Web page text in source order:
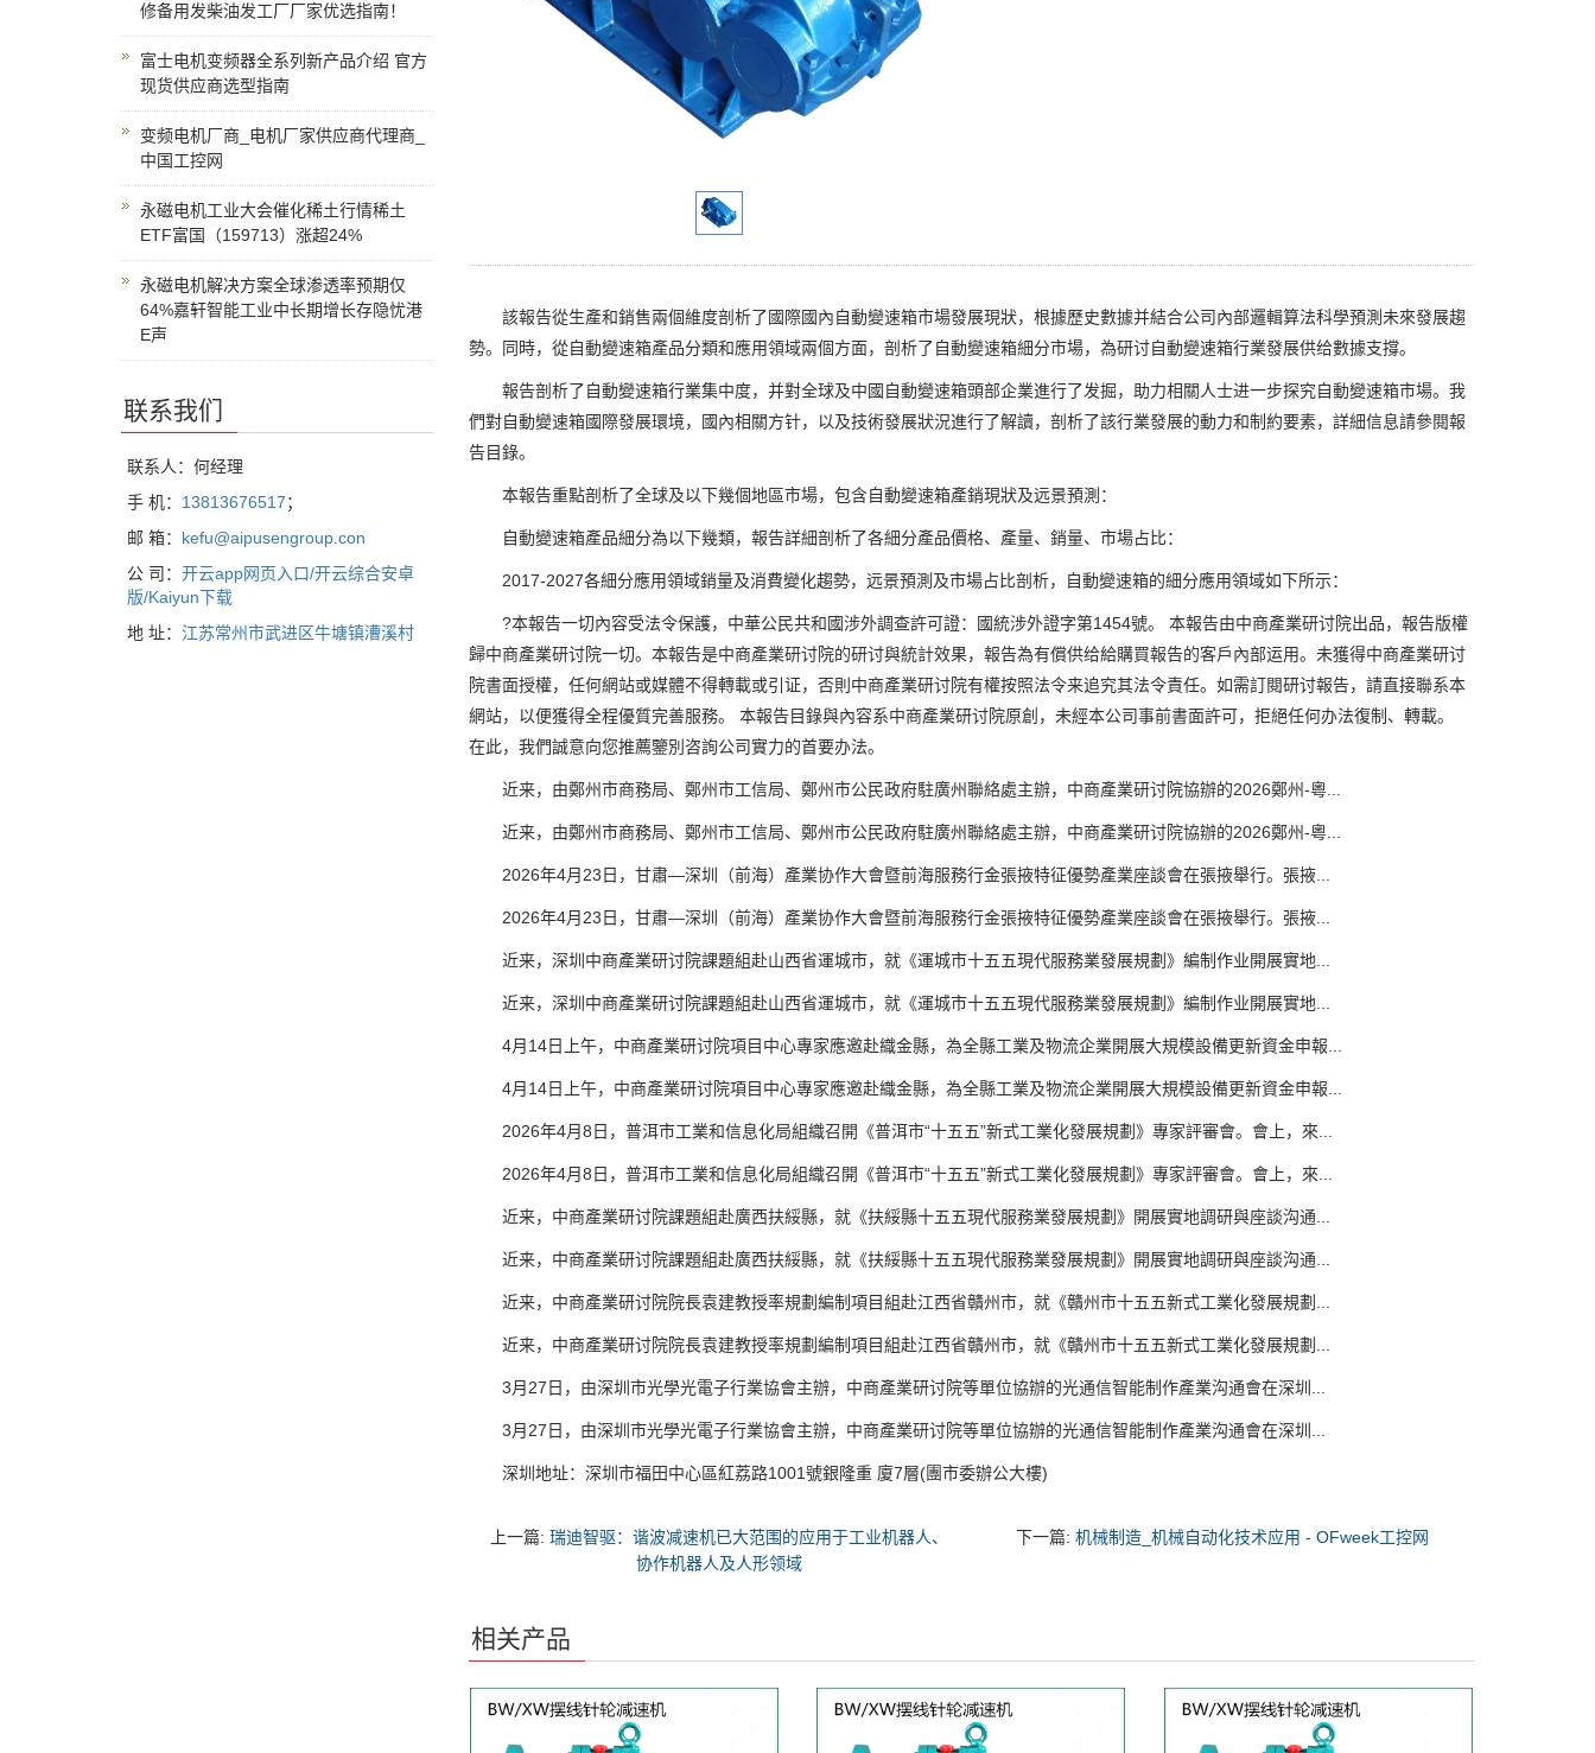
該報告從生產和銷售兩個維度剖析了國際國內自動變速箱市場發展現狀，根據歷史數據并結合公司內部邏輯算法科學預測未來發展趨
勢。同時，從自動變速箱產品分類和應用領域兩個方面，剖析了自動變速箱細分市場，為研讨自動變速箱行業發展供给數據支撐。
報告剖析了自動變速箱行業集中度，并對全球及中國自動變速箱頭部企業進行了发掘，助力相關人士进一步探究自動變速箱市場。我
們對自動變速箱國際發展環境，國內相關方针，以及技術發展狀況進行了解讀，剖析了該行業發展的動力和制約要素，詳細信息請參閱報
告目錄。
本報告重點剖析了全球及以下幾個地區市場，包含自動變速箱產銷現狀及远景預測：
自動變速箱產品細分為以下幾類，報告詳細剖析了各細分產品價格、產量、銷量、市場占比：
2017-2027各細分應用領域銷量及消費變化趨勢，远景預測及市場占比剖析，自動變速箱的細分應用領域如下所示：
?本報告一切內容受法令保護，中華公民共和國涉外調查許可證：國統涉外證字第1454號。 本報告由中商產業研讨院出品，報告版權
歸中商產業研讨院一切。本報告是中商產業研讨院的研讨與統計效果，報告為有償供给給購買報告的客戶內部运用。未獲得中商產業研讨
院書面授權，任何網站或媒體不得轉載或引证，否則中商產業研讨院有權按照法令来追究其法令責任。如需訂閱研讨報告，請直接聯系本
網站，以便獲得全程優質完善服務。 本報告目錄與內容系中商產業研讨院原創，未經本公司事前書面許可，拒絕任何办法復制、轉載。
在此，我們誠意向您推薦鑒別咨詢公司實力的首要办法。
近来，由鄭州市商務局、鄭州市工信局、鄭州市公民政府駐廣州聯絡處主辦，中商產業研讨院協辦的2026鄭州-粵...
近来，由鄭州市商務局、鄭州市工信局、鄭州市公民政府駐廣州聯絡處主辦，中商產業研讨院協辦的2026鄭州-粵...
2026年4月23日，甘肅—深圳（前海）產業协作大會暨前海服務行金張掖特征優勢產業座談會在張掖舉行。張掖...
2026年4月23日，甘肅—深圳（前海）產業协作大會暨前海服務行金張掖特征優勢產業座談會在張掖舉行。張掖...
近来，深圳中商產業研讨院課題組赴山西省運城市，就《運城市十五五現代服務業發展規劃》編制作业開展實地...
近来，深圳中商產業研讨院課題組赴山西省運城市，就《運城市十五五現代服務業發展規劃》編制作业開展實地...
4月14日上午，中商產業研讨院項目中心專家應邀赴織金縣，為全縣工業及物流企業開展大規模設備更新資金申報...
4月14日上午，中商產業研讨院項目中心專家應邀赴織金縣，為全縣工業及物流企業開展大規模設備更新資金申報...
2026年4月8日，普洱市工業和信息化局組織召開《普洱市“十五五”新式工業化發展規劃》專家評審會。會上，來...
2026年4月8日，普洱市工業和信息化局組織召開《普洱市“十五五”新式工業化發展規劃》專家評審會。會上，來...
近来，中商產業研讨院課題組赴廣西扶綏縣，就《扶綏縣十五五現代服務業發展規劃》開展實地調研與座談沟通...
近来，中商產業研讨院課題組赴廣西扶綏縣，就《扶綏縣十五五現代服務業發展規劃》開展實地調研與座談沟通...
近来，中商產業研讨院院長袁建教授率規劃編制項目組赴江西省贛州市，就《贛州市十五五新式工業化發展規劃...
近来，中商產業研讨院院長袁建教授率規劃編制項目組赴江西省贛州市，就《贛州市十五五新式工業化發展規劃...
3月27日，由深圳市光學光電子行業協會主辦，中商產業研讨院等單位協辦的光通信智能制作產業沟通會在深圳...
3月27日，由深圳市光學光電子行業協會主辦，中商產業研讨院等單位協辦的光通信智能制作產業沟通會在深圳...
深圳地址：深圳市福田中心區紅荔路1001號銀隆重 廈7層(團市委辦公大樓)
上一篇:瑞迪智驱：谐波减速机已大范围的应用于工业机器人、
协作机器人及人形领域
下一篇:机械制造_机械自动化技术应用 - OFweek工控网
相关产品
修备用发柴油发工厂厂家优选指南！
富士电机变频器全系列新产品介绍 官方
现货供应商选型指南
变频电机厂商_电机厂家供应商代理商_
中国工控网
永磁电机工业大会催化稀土行情稀土
ETF富国（159713）涨超24%
永磁电机解决方案全球渗透率预期仅
64%嘉轩智能工业中长期增长存隐忧港
E声
联系我们
联系人：何经理
手 机： 13813676517；
邮 箱： kefu@aipusengroup.con
公 司： 开云app网页入口/开云综合安卓
版/Kaiyun下载
地 址： 江苏常州市武进区牛塘镇漕溪村